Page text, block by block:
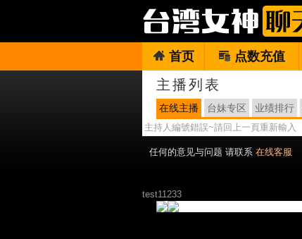
首页 点数充值
主播列表
在线主播 台妹专区 业绩排行
主持人編號錯誤~請回上一頁重新輸入
任何的意见与问题 请联系 在线客服
test11233